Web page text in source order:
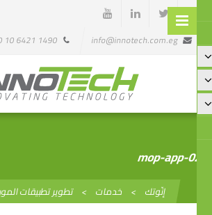
info@innotech.com.eg
1490 6421 10 20+
mop-app-
إنّوتك> خدمات> تطوير تطبيقات الموبايل